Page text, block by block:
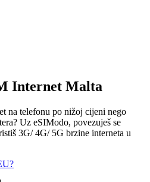
Internet Malta
na telefonu po nižoj cijeni nego
Uz eSIModo, povezuješ se
3G/ 4G/ 5G brzine interneta u